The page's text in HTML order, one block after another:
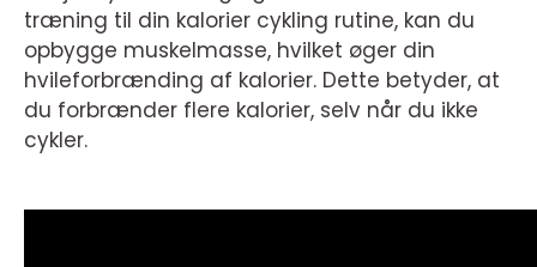
træning til din kalorier cykling rutine, kan du
opbygge muskelmasse, hvilket øger din
hvileforbrænding af kalorier. Dette betyder, at
du forbrænder flere kalorier, selv når du ikke
cykler.